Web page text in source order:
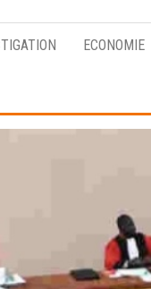
ECONOMIE